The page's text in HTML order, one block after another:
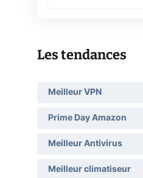
Les tendances
Meilleur VPN
Prime Day Amazon
Meilleur Antivirus
Meilleur climatiseur